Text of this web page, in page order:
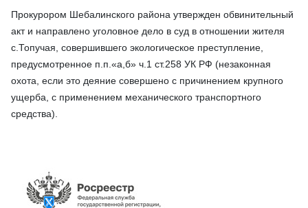
Прокурором Шебалинского района утвержден обвинительный
акт и направлено уголовное дело в суд в отношении жителя
с.Топучая, совершившего экологическое преступление,
предусмотренное п.п.«а,б» ч.1 ст.258 УК РФ (незаконная
охота, если это деяние совершено с причинением крупного
ущерба, с применением механического транспортного
средства).